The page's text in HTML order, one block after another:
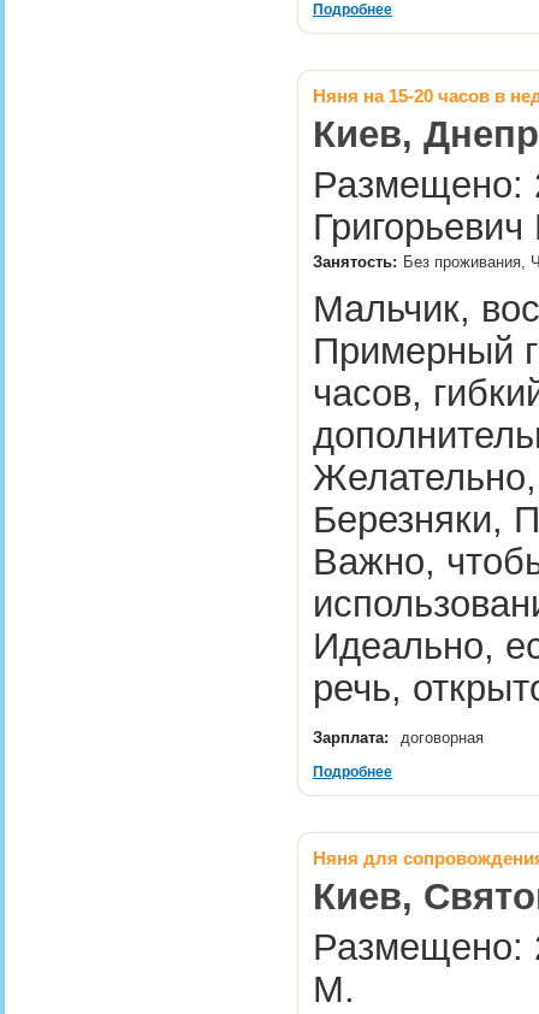
Подробнее
Няня на 15-20 часов в
Киев,
Размещено:
Занятость: Без проживания,
Мальчик,
Примерный
часов,
Березняки,
Важно,
Идеально,
речь,
Зарплата: договорная
Подробнее
Няня для
Киев,
Размещено:
М.